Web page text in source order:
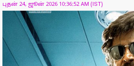
புதன் 24, ஜூன் 2026 10:36:52 AM (IST)